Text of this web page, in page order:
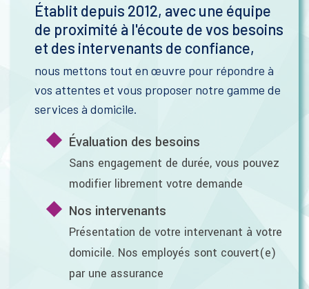
Établit depuis 2012, avec une équipe
de proximité à l'écoute de vos besoins
et des intervenants de confiance,
nous mettons tout en œuvre pour répondre à
vos attentes et vous proposer notre gamme de
services à domicile.
Évaluation des besoins
Sans engagement de durée, vous pouvez
modifier librement votre demande
Nos intervenants
Présentation de votre intervenant à votre
domicile. Nos employés sont couvert(e)
par une assurance